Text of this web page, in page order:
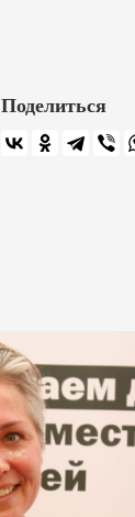
Поделиться